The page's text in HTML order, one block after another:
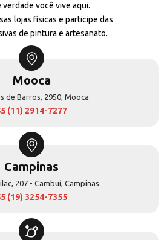
verdade você vive aqui.
lojas físicas e participe das
de pintura e artesanato.
Mooca
de Barros, 2950, Mooca
(11) 2914-7277
Campinas
207 - Cambuí, Campinas
(19) 3254-7355